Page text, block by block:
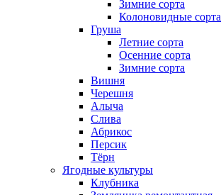
Зимние сорта
Колоновидные сорта
Груша
Летние сорта
Осенние сорта
Зимние сорта
Вишня
Черешня
Алыча
Слива
Абрикос
Персик
Тёрн
Ягодные культуры
Клубника